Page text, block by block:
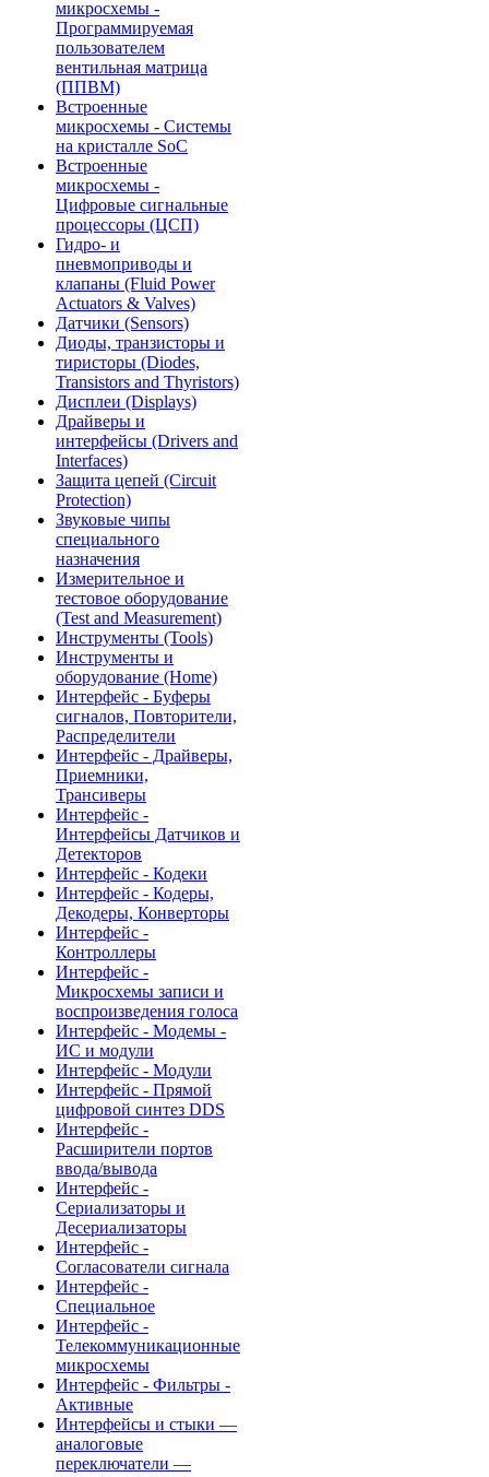
микросхемы -
Программируемая
пользователем
вентильная матрица
(ППВМ)
Встроенные
микросхемы - Системы
на кристалле SoC
Встроенные
микросхемы -
Цифровые сигнальные
процессоры (ЦСП)
Гидро- и
пневмоприводы и
клапаны (Fluid Power
Actuators & Valves)
Датчики (Sensors)
Диоды, транзисторы и
тиристоры (Diodes,
Transistors and Thyristors)
Дисплеи (Displays)
Драйверы и
интерфейсы (Drivers and
Interfaces)
Защита цепей (Circuit
Protection)
Звуковые чипы
специального
назначения
Измерительное и
тестовое оборудование
(Test and Measurement)
Инструменты (Tools)
Инструменты и
оборудование (Home)
Интерфейс - Буферы
сигналов, Повторители,
Распределители
Интерфейс - Драйверы,
Приемники,
Трансиверы
Интерфейс -
Интерфейсы Датчиков и
Детекторов
Интерфейс - Кодеки
Интерфейс - Кодеры,
Декодеры, Конверторы
Интерфейс -
Контроллеры
Интерфейс -
Микросхемы записи и
воспроизведения голоса
Интерфейс - Модемы -
ИС и модули
Интерфейс - Модули
Интерфейс - Прямой
цифровой синтез DDS
Интерфейс -
Расширители портов
ввода/вывода
Интерфейс -
Сериализаторы и
Десериализаторы
Интерфейс -
Согласователи сигнала
Интерфейс -
Специальное
Интерфейс -
Телекоммуникационные
микросхемы
Интерфейс - Фильтры -
Активные
Интерфейсы и стыки —
аналоговые
переключатели —